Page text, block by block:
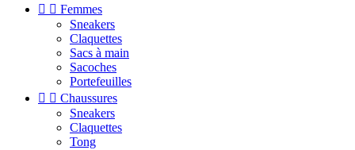
  Femmes
Sneakers
Claquettes
Sacs à main
Sacoches
Portefeuilles
  Chaussures
Sneakers
Claquettes
Tong